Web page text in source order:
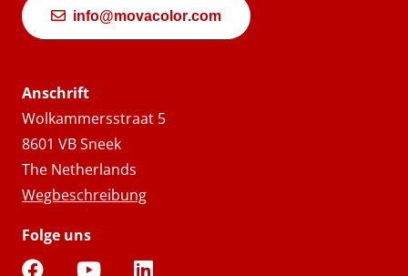
info@movacolor.com
Anschrift
Wolkammersstraat 5
8601 VB Sneek
The Netherlands
Wegbeschreibung
Folge uns